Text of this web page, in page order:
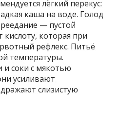
лёгкий перекус:
каша на воде. Голод
— пустой
которая при
рефлекс. Питьё
температуры.
и соки с мякотью
усиливают
слизистую